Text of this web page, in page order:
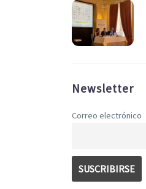
Newsletter
Correo electrónico